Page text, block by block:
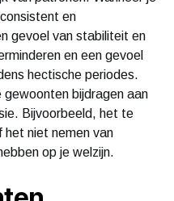
en
gevoel van stabiliteit en
en een gevoel
hectische periodes.
gewoonten bijdragen aan
Bijvoorbeeld, het te
het niet nemen van
op je welzijn.